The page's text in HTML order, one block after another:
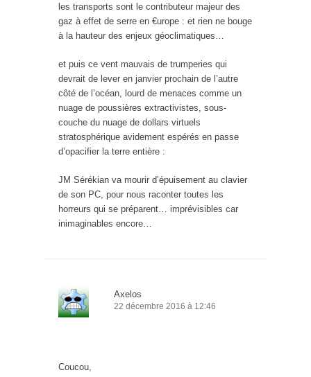
les transports sont le contributeur majeur des
gaz à effet de serre en €urope : et rien ne bouge
à la hauteur des enjeux géoclimatiques…
et puis ce vent mauvais de trumperies qui
devrait de lever en janvier prochain de l’autre
côté de l’océan, lourd de menaces comme un
nuage de poussières extractivistes, sous-
couche du nuage de dollars virtuels
stratosphérique avidement espérés en passe
d’opacifier la terre entière :
JM Sérékian va mourir d’épuisement au clavier
de son PC, pour nous raconter toutes les
horreurs qui se préparent… imprévisibles car
inimaginables encore…
Axelos
22 décembre 2016 à 12:46
Coucou,